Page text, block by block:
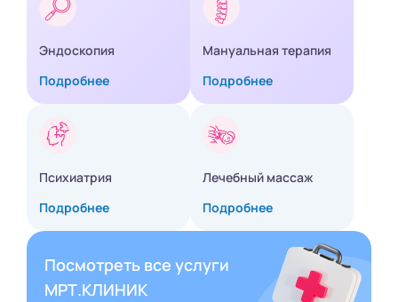
Эндоскопия
Подробнее
Мануальная терапия
Подробнее
Психиатрия
Подробнее
Лечебный массаж
Подробнее
Посмотреть все услуги
МРТ.КЛИНИК